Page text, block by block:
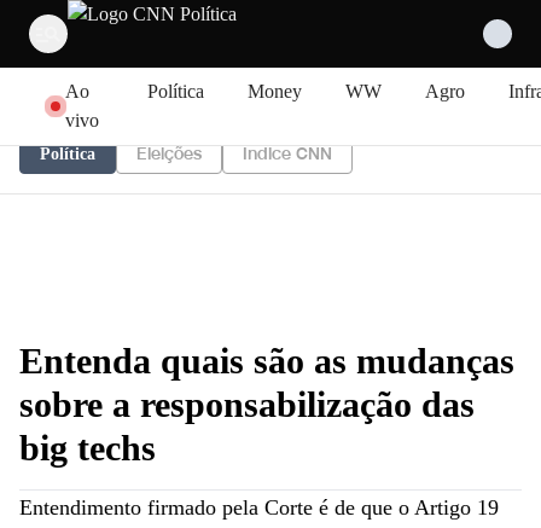
Ao
vivo
Política Money WW Agro
Política Eleições Índice CNN
Entenda quais são as mudanças
sobre a responsabilização das
big techs
Entendimento firmado pela Corte é de que o Artigo 19